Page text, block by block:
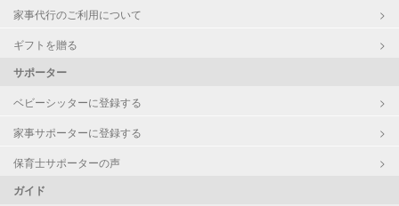
家事代行のご利用について
ギフトを贈る
サポーター
ベビーシッターに登録する
家事サポーターに登録する
保育士サポーターの声
ガイド